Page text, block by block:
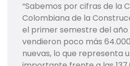
“Sabemos por cifras de la
Colombiana de la
el primer semestre del año
vendieron poco más
nuevas, lo que representa